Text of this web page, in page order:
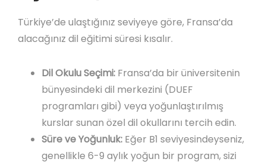
Türkiye’de ulaştığınız seviyeye göre, Fransa’da
alacağınız dil eğitimi süresi kısalır.
Dil Okulu Seçimi: Fransa’da bir üniversitenin
bünyesindeki dil merkezini (DUEF
programları gibi) veya yoğunlaştırılmış
kurslar sunan özel dil okullarını tercih edin.
Süre ve Yoğunluk: Eğer B1 seviyesindeyseniz,
genellikle 6-9 aylık yoğun bir program, sizi